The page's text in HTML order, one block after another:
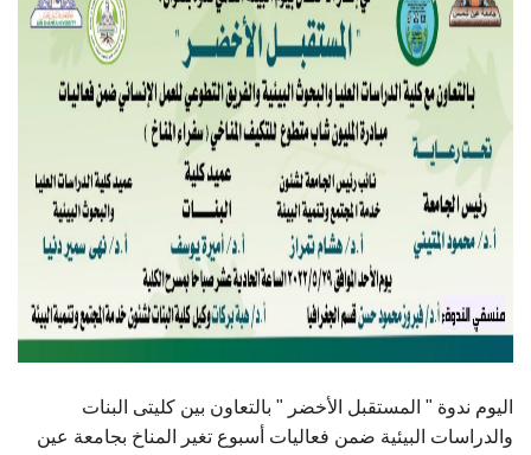
المنصة الألكترونية
مشروع شمس BE GREEN
سفراء المناخ
مفاهيم هامة
اليوم ندوة " المستقبل الأخضر " بالتعاون بين كليتى البنات
والدراسات البيئية ضمن فعاليات أسبوع تغير المناخ بجامعة عين